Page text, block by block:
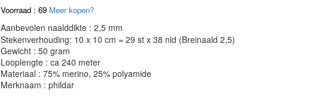
Voorraad : 69 Meer kopen?
Aanbevolen naalddikte : 2,5 mm
Stekenverhouding: 10 x 10 cm = 29 st x 38 nld (Breinaald 2,5)
Gewicht : 50 gram
Looplengte : ca 240 meter
Materiaal : 75% merino, 25% polyamide
Merknaam : phildar